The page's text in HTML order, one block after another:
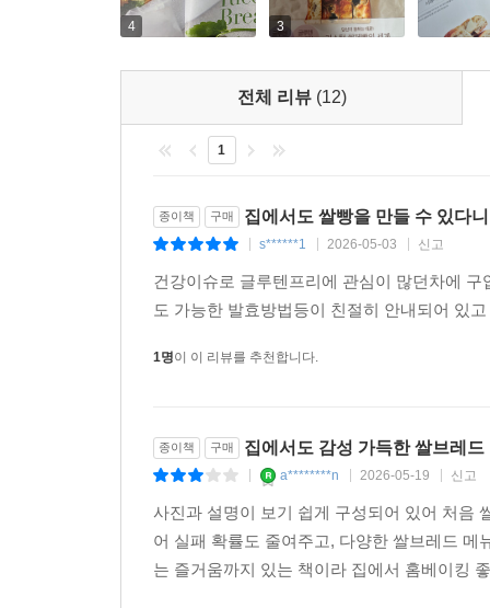
4 3
전체 리뷰 (12)
1
종이책 구매 집에서도 쌀빵을 만들 수 있다니
s******1 2026-05-03 신고
건강이슈로 글루텐프리에 관심이 많던차에
도 가능한 발효방법등이 친절히 안내되어 있
1명이 이 리뷰를 추천합니다.
종이책 구매 집에서도 감성 가득한 쌀브레드
a********n 2026-05-19 신고
사진과 설명이 보기 쉽게 구성되어 있어 처음
어 실패 확률도 줄여주고, 다양한 쌀브레드
는 즐거움까지 있는 책이라 집에서 홈베이킹